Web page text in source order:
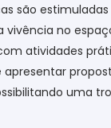
são
vivência no
atividades
uma